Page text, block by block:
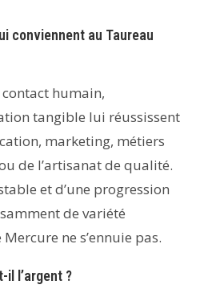
conviennent au Taureau
humain,
tangible lui réussissent
marketing, métiers
de l’artisanat de qualité.
et d’une progression
de variété
ne s’ennuie pas.
il l’argent ?